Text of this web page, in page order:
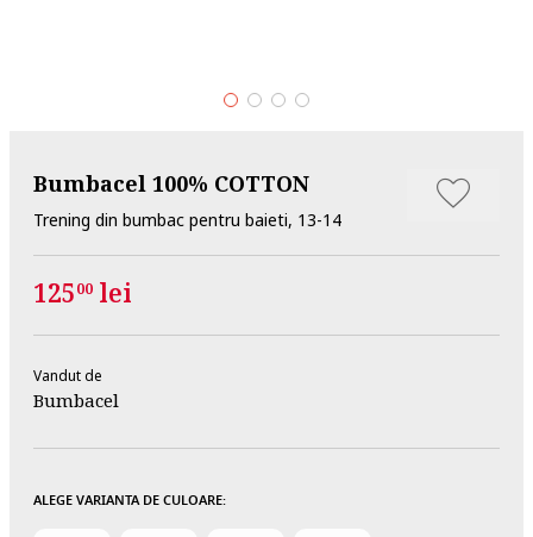
Bumbacel 100% COTTON
Trening din bumbac pentru baieti, 13-14
12500 lei
Vandut de
Bumbacel
ALEGE VARIANTA DE CULOARE: